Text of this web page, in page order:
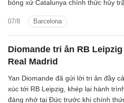
07/8 Barcelona
bóng xứ Catalunya chính thức hủy
liên quan đến tình hình an ninh tại khu
vực Bắc Phi.
Diomande tri ân RB
Real Madrid
Yan Diomande đã gửi lời tri ân đầy
xúc tới RB Leipzig, khép lại hành
đáng nhớ tại Đức trước khi chính